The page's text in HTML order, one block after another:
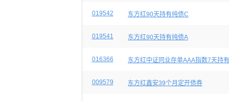
019542 东方红90天持有纯债C
019541 东方红90天持有纯债A
016366 东方红中证同业存单AAA指数7天持有
009579 东方红鑫安39个月定开债券